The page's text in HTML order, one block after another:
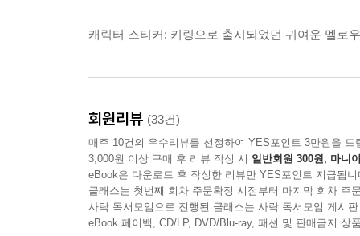
실패할 것 같은데….
캐릭터 스티커: 키링으로 출시되었던 귀여운 멜로
회원리뷰 (33건)
매주 10건의 우수리뷰를 선정하여 YES포인트 3만원을 드
3,000원 이상 구매 후 리뷰 작성 시 일반회원 300원, 마니
eBook은 다운로드 후 작성한 리뷰만 YES포인트 지급됩니
클래스는 첫번째 회차 주문확정 시점부터 마지막 회차 주
사락 독서모임으로 진행된 클래스는 사락 독서모임 게시
eBook 페이백, CD/LP, DVD/Blu-ray, 패션 및 판매금지 상